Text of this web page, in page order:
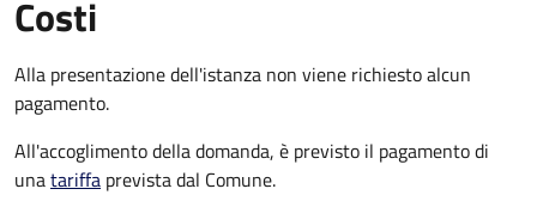
Costi
Alla presentazione dell'istanza non viene richiesto alcun
pagamento.
All'accoglimento della domanda, è previsto il pagamento di
unatariffa prevista dal Comune.